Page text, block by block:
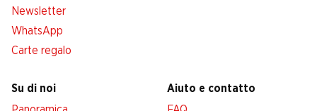
Newsletter
WhatsApp
Carte regalo
Su di noi
Aiuto e contatto